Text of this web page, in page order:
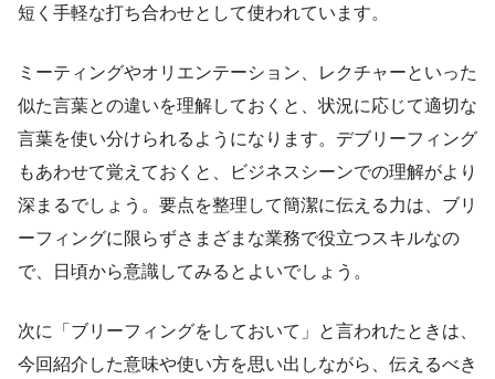
短く手軽な打ち合わせとして使われています。
ミーティングやオリエンテーション、レクチャーといった
似た言葉との違いを理解しておくと、状況に応じて適切な
言葉を使い分けられるようになります。デブリーフィング
もあわせて覚えておくと、ビジネスシーンでの理解がより
深まるでしょう。要点を整理して簡潔に伝える力は、ブリ
ーフィングに限らずさまざまな業務で役立つスキルなの
で、日頃から意識してみるとよいでしょう。
次に「ブリーフィングをしておいて」と言われたときは、
今回紹介した意味や使い方を思い出しながら、伝えるべき